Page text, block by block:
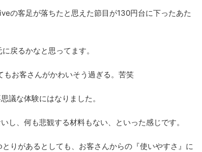
の客足が落ちたと思えた節目が130円台に下ったあた
戻るかなと思ってます。
お客さんがかわいそう過ぎる。苦笑
議な体験にはなりました。
し、何も悲観する材料もない、といった感じです。
りがあるとしても、お客さんからの『使いやすさ』に